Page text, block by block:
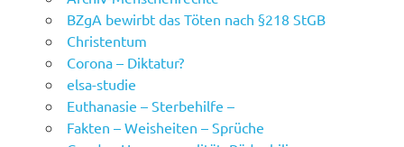
BZgA bewirbt das Töten nach §218 StGB
Christentum
Corona – Diktatur?
elsa-studie
Euthanasie – Sterbehilfe –
Fakten – Weisheiten – Sprüche